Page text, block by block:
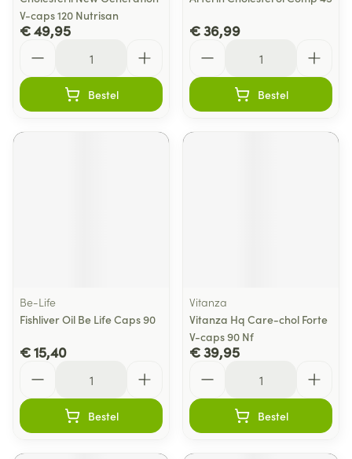
V-caps 120 Nutrisan
€ 49,95
Bestel
€ 36,99
Bestel
Be-Life
Fishliver Oil Be Life Caps 90
€ 15,40
Bestel
Vitanza
Vitanza Hq Care-chol Forte
V-caps 90 Nf
€ 39,95
Bestel